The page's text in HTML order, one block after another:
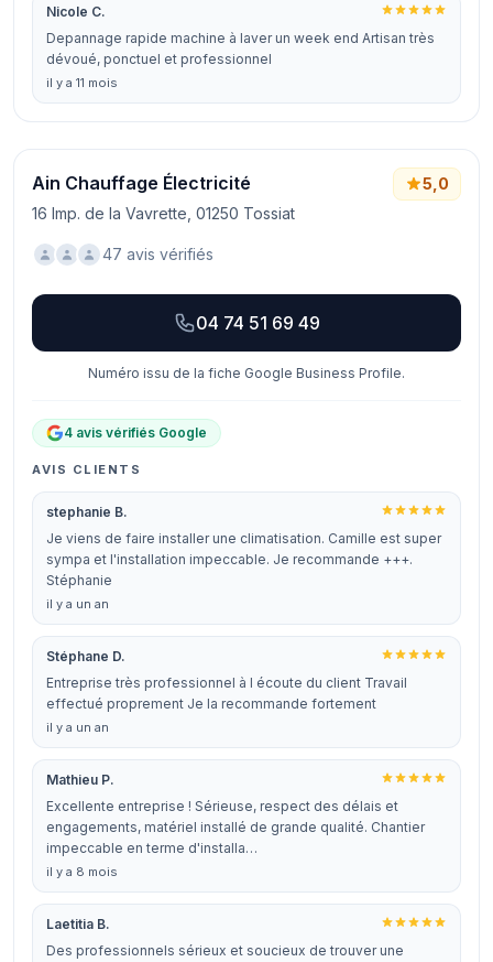
Nicole C.
Depannage rapide machine à laver un week end Artisan très
dévoué, ponctuel et professionnel
il y a 11 mois
Ain Chauffage Électricité
16 Imp. de la Vavrette, 01250 Tossiat
5,0
47 avis vérifiés
04 74 51 69 49
Numéro issu de la fiche Google Business Profile.
4 avis vérifiés Google
AVIS CLIENTS
stephanie B.
Je viens de faire installer une climatisation. Camille est super
sympa et l'installation impeccable. Je recommande +++.
Stéphanie
il y a un an
Stéphane D.
Entreprise très professionnel à l écoute du client Travail
effectué proprement Je la recommande fortement
il y a un an
Mathieu P.
Excellente entreprise ! Sérieuse, respect des délais et
engagements, matériel installé de grande qualité. Chantier
impeccable en terme d'installa…
il y a 8 mois
Laetitia B.
Des professionnels sérieux et soucieux de trouver une